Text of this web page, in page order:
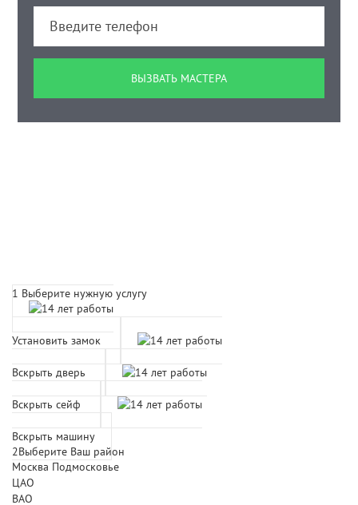
1 Выберите нужную услугу
Установить замок
Вскрыть дверь
Вскрыть сейф
Вскрыть машину
2Выберите Ваш район
Москва Подмосковье
ЦАО
ВАО